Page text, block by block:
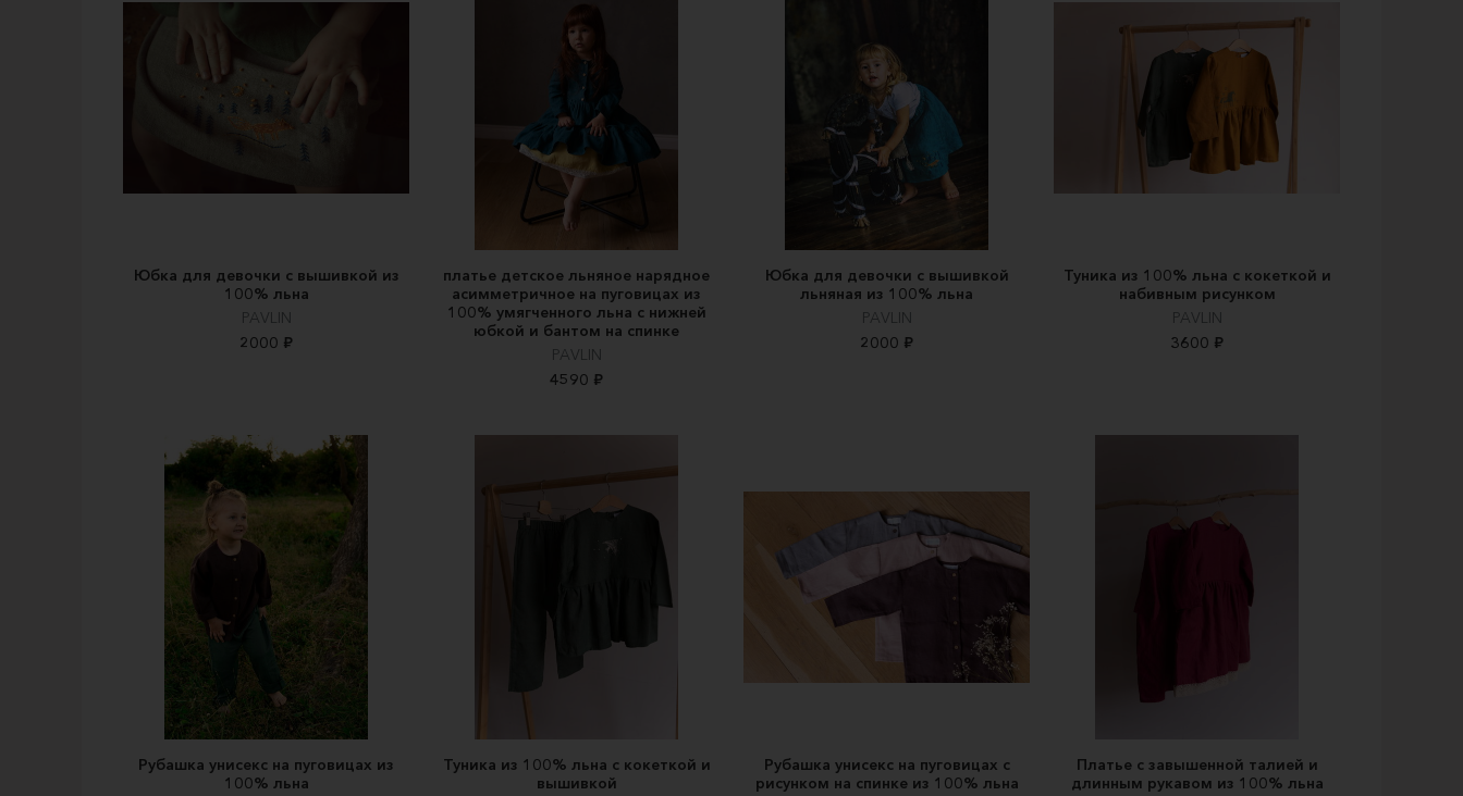
Юбка для девочки с вышивкой из
100% льна
PAVLIN
2000 ₽
платье детское льняное нарядное
асимметричное на пуговицах из
100% умягченного льна с нижней
юбкой и бантом на спинке
PAVLIN
4590 ₽
Юбка для девочки с вышивкой
льняная из 100% льна
PAVLIN
2000 ₽
Туника из 100% льна с кокеткой и
набивным рисунком
PAVLIN
3600 ₽
Рубашка унисекс на пуговицах из
100% льна
Туника из 100% льна с кокеткой и
вышивкой
Рубашка унисекс на пуговицах с
рисунком на спинке из 100% льна
Платье с завышенной талией и
длинным рукавом из 100% льна